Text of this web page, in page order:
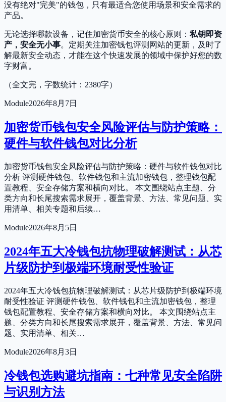
没有绝对"完美"的钱包，只有最适合您使用场景和安全需求的
产品。
无论选择哪款设备，记住加密货币安全的核心原则： 私钥即资
产，安全无小事。定期关注加密钱包评测网站的更新，及时了
解最新安全动态，才能在这个快速发展的领域中保护好您的数
字财富。
（全文完，字数统计：2380字）
Module2026年8月7日
加密货币钱包安全风险评估与防护策略：
硬件与软件钱包对比分析
加密货币钱包安全风险评估与防护策略：硬件与软件钱包对比
分析 评测硬件钱包、软件钱包和主流加密钱包，整理钱包配
置教程、安全存储方案和横向对比。 本文围绕站点主题、分
类方向和长尾搜索需求展开，覆盖背景、方法、常见问题、实
用清单、相关专题和后续…
Module2026年8月5日
2024年五大冷钱包抗物理破解测试：从芯
片级防护到极端环境耐受性验证
2024年五大冷钱包抗物理破解测试：从芯片级防护到极端环境
耐受性验证 评测硬件钱包、软件钱包和主流加密钱包，整理
钱包配置教程、安全存储方案和横向对比。 本文围绕站点主
题、分类方向和长尾搜索需求展开，覆盖背景、方法、常见问
题、实用清单、相关…
Module2026年8月3日
冷钱包选购避坑指南：七种常见安全陷阱
与识别方法